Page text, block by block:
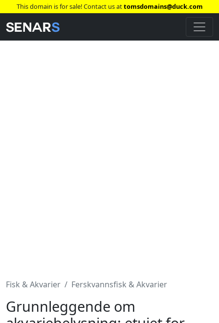
This domain is for sale! Contact us attomsdomains@duck.com
Fisk & Akvarier Ferskvannsfisk & Akvarier
Grunnleggende om